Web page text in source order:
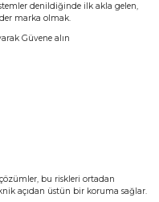
denildiğinde ilk akla gelen,
marka olmak.
Güvene alın
bu riskleri ortadan
açıdan üstün bir koruma sağlar.